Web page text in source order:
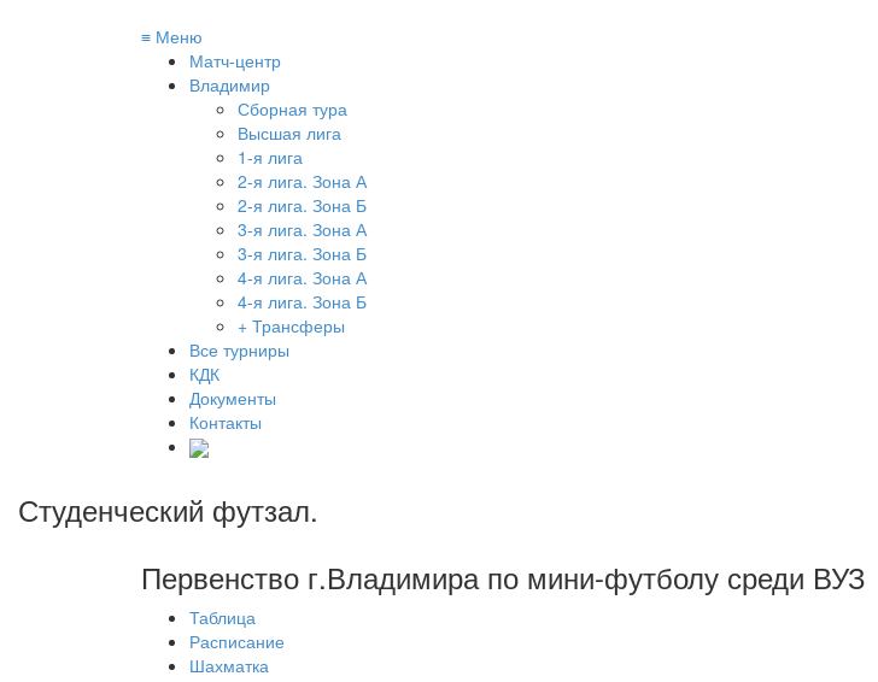
≡ Меню
Матч-центр
Владимир
Сборная тура
Высшая лига
1-я лига
2-я лига. Зона А
2-я лига. Зона Б
3-я лига. Зона А
3-я лига. Зона Б
4-я лига. Зона А
4-я лига. Зона Б
+ Трансферы
Все турниры
КДК
Документы
Контакты
Студенческий футзал.
Первенство г.Владимира по мини-футболу среди ВУЗ
Таблица
Расписание
Шахматка